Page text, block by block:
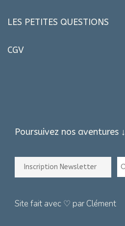
LES PETITES QUESTIONS
CGV
Poursuivez nos aventures ↓
Site fait avec ♡ par Clément